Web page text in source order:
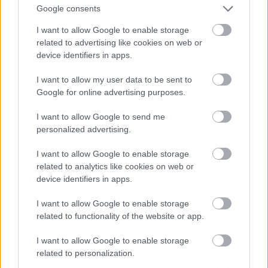
Google consents
I want to allow Google to enable storage
related to advertising like cookies on web or
device identifiers in apps.
I want to allow my user data to be sent to
Google for online advertising purposes.
I want to allow Google to send me
personalized advertising.
I want to allow Google to enable storage
related to analytics like cookies on web or
device identifiers in apps.
I want to allow Google to enable storage
related to functionality of the website or app.
I want to allow Google to enable storage
related to personalization.
centrā “Akropole”?
FOTO:“Maxima” veikala
atklāšanu “Akropolē” sagaida
milzīgas pircēju rindas
Centru“Akropole” pirmo piecu
vairāk nekā 20 500 cilvēku
LA.LV aicina portāla lietotājus, rakstot komentārus, ievērot
pieklājību, nekurināt naidu un iztikt bez rupjībām.
LASĪTĀKIE
Atcelt Ziņot